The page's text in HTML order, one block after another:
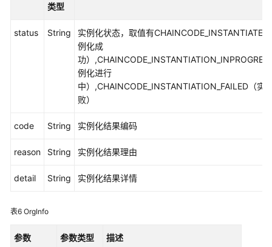
（阿
扎
介
链
码
类型
status String
实例化状态，取值有CHAINCODE_INSTANTIATED
例化成
功）
例化进行
中）,CHAINCODE_INSTANTIATION_FAILED（实
败）
code String 实例化结果编码
reason String 实例化结果理由
detail String 实例化结果详情
表6 OrgInfo
参数 参数类型 描述